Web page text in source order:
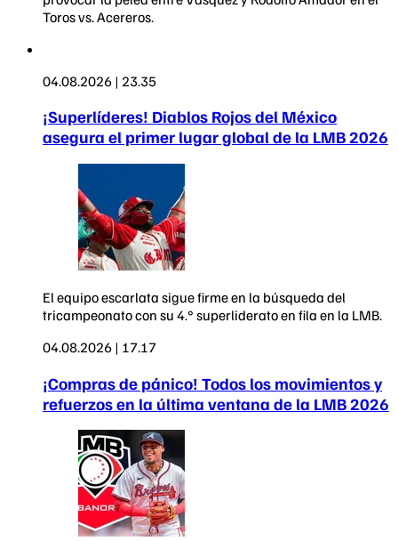
Toros vs. Acereros.
04.08.2026 | 23.35
¡Superlíderes! Diablos Rojos del México
asegura el primer lugar global de la LMB 2026
El equipo escarlata sigue firme en la búsqueda del
tricampeonato con su 4.° superliderato en fila en la LMB.
04.08.2026 | 17.17
¡Compras de pánico! Todos los movimientos y
refuerzos en la última ventana de la LMB 2026